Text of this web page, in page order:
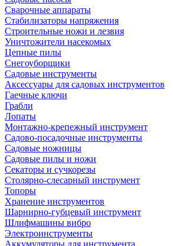
Сварочные аппараты
Стабилизаторы напряжения
Строительные ножи и лезвия
Уничтожители насекомых
Цепные пилы
Снегоуборщики
Садовые инструменты
Аксессуары для садовых инструментов
Гаечные ключи
Грабли
Лопаты
Монтажно-крепежный инструмент
Садово-посадочные инструменты
Садовые ножницы
Садовые пилы и ножи
Секаторы и сучкорезы
Столярно-слесарный инструмент
Топоры
Хранение инструментов
Шарнирно-губцевый инструмент
Шлифмашины вибро
Электроинструменты
Аккумуляторы для инструмента